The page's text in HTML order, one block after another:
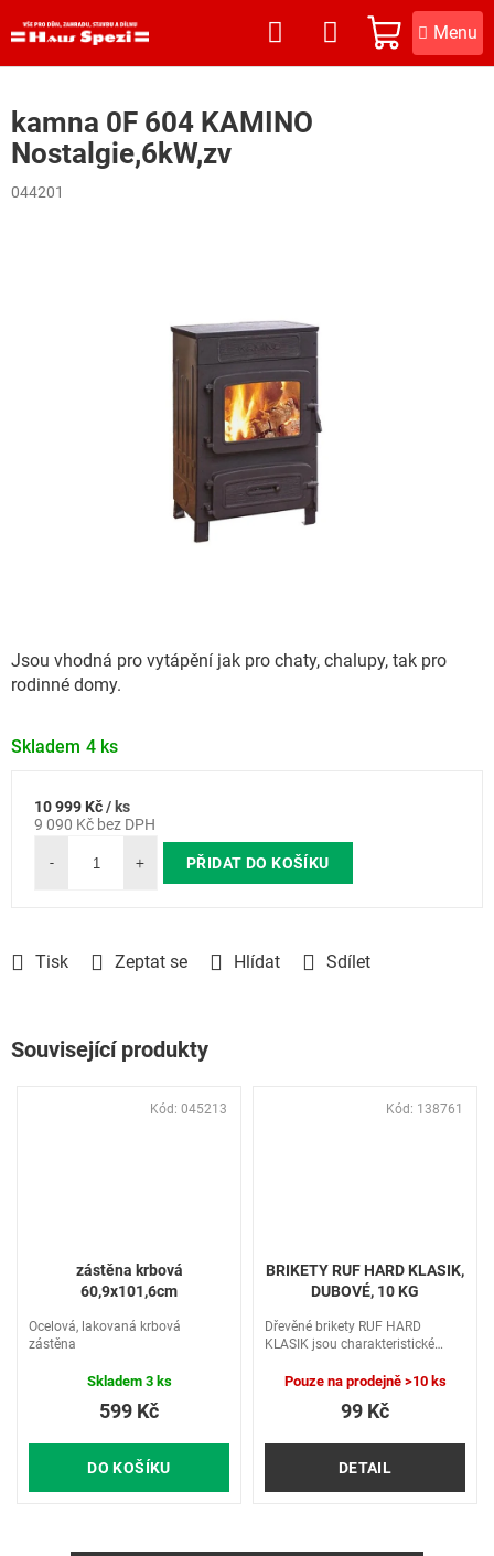
na
NÁKUPNÍ
KOŠÍK
kamna 0F 604 KAMINO
Nostalgie,6kW,zv
044201
Skladem 4 ks
Jsou vhodná pro vytápění jak pro chaty, chalupy, tak pro
rodinné domy.
Tisk Zeptat se Hlídat Sdílet
10 999 Kč/ ks
9 090 Kč bez DPH
Měrná
PŘIDAT DO KOŠÍKU
Související produkty
zástěna krbová
60,9x101,6cm
599 Kč
DO KOŠÍKU
Ocelová, lakovaná krbová
zástěna
Skladem 3 ks
Kód: 045213
BRIKETY RUF HARD KLASIK,
DUBOVÉ, 10 KG
99 Kč
DETAIL
Dřevěné brikety RUF HARD
KLASIK jsou charakteristické
Pouze na prodejně >10 ks
Kód: 138761